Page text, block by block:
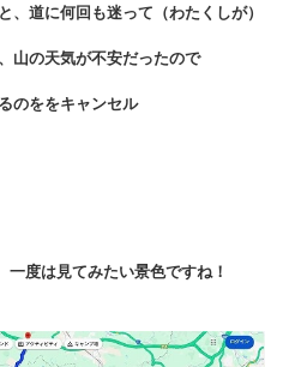
、道に何回も迷って（わたくしが）
山の天気が不安だったので
のををキャンセル
度は見てみたい景色ですね！